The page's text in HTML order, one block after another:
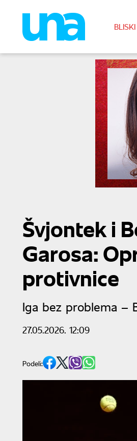
Švjontek i
Garosa:
protivnice
Iga bez problema –
27.05.2026. 12:09
Podeli: